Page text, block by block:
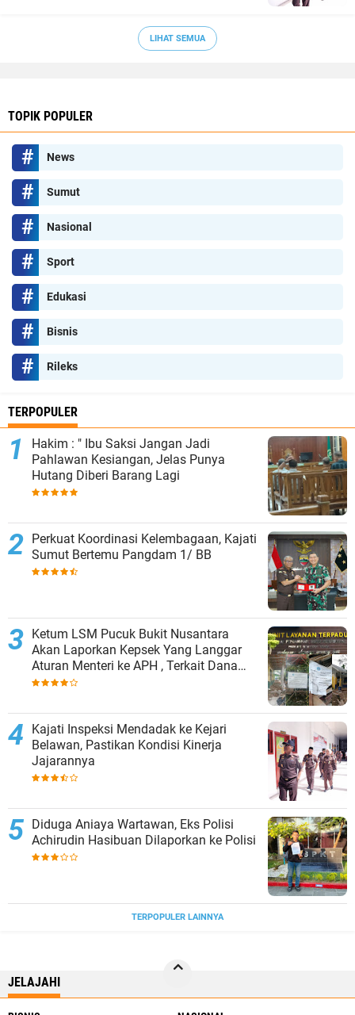
LIHAT SEMUA
TOPIK POPULER
News
Sumut
Nasional
Sport
Edukasi
Bisnis
Rileks
TERPOPULER
Hakim : " Ibu Saksi Jangan Jadi
Pahlawan Kesiangan, Jelas Punya
Hutang Diberi Barang Lagi
Perkuat Koordinasi Kelembagaan, Kajati
Sumut Bertemu Pangdam 1/ BB
Ketum LSM Pucuk Bukit Nusantara
Akan Laporkan Kepsek Yang Langgar
Aturan Menteri ke APH , Terkait Dana
Revitalisasi Sekolah
Kajati Inspeksi Mendadak ke Kejari
Belawan, Pastikan Kondisi Kinerja
Jajarannya
Diduga Aniaya Wartawan, Eks Polisi
Achirudin Hasibuan Dilaporkan ke Polisi
TERPOPULER LAINNYA
JELAJAHI